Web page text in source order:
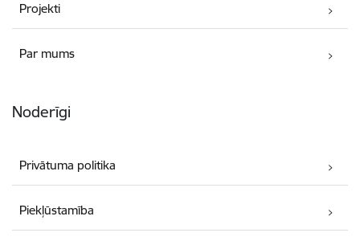
Projekti
Par mums
Noderīgi
Privātuma politika
Piekļūstamība